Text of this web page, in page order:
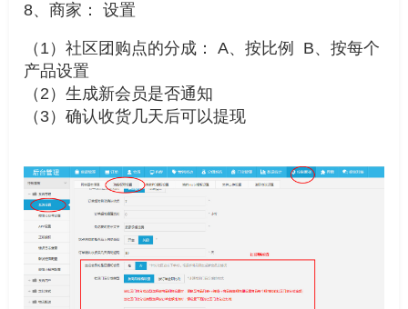
8、商家： 设置
（1）社区团购点的分成： A、按比例 B、按每个
产品设置
（2）生成新会员是否通知
（3）确认收货几天后可以提现